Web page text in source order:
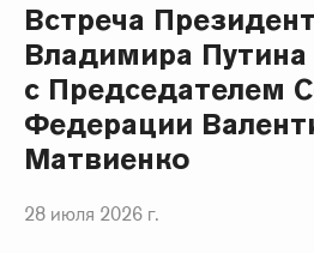
Встреча
Владимира Путина
с Председателем
Федерации
Матвиенко
28 июля 2026 г.